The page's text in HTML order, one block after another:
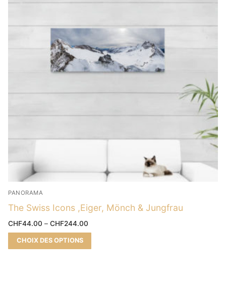
PANORAMA
The Swiss Icons ,Eiger, Mönch & Jungfrau
CHF44.00 – CHF244.00
CHOIX DES OPTIONS